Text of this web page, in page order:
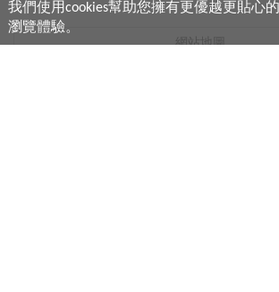
網站地圖
我們使用cookies幫助您擁有更優越更貼心的
瀏覽體驗。